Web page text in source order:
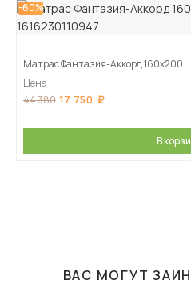
-60%
Матрас Фантазия-Аккорд 160х200
Цена
44 380 17 750
В
ВАС МОГУТ